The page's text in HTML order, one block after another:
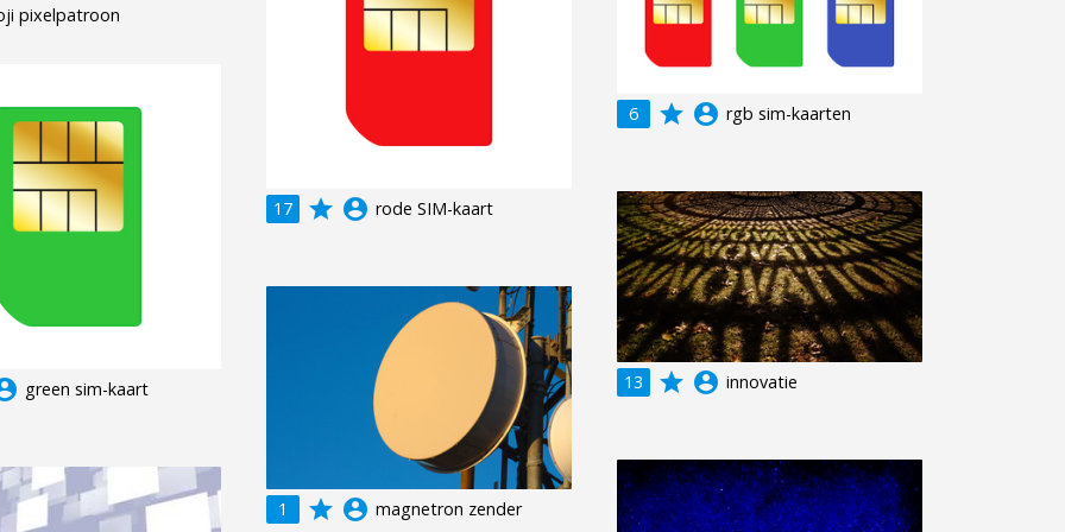
pixelpatroon
17 grade account_circle rode SIM-kaart
6 grade account_circle rgb sim-kaarten
green sim-kaart 13 grade account_circle innovatie
1 grade account_circle magnetron zender